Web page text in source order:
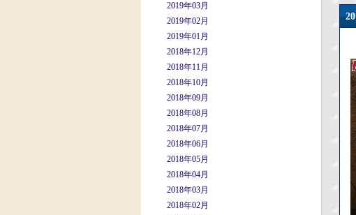
2019年03月
2019年02月
2019年01月
2018年12月
2018年11月
2018年10月
2018年09月
2018年08月
2018年07月
2018年06月
2018年05月
2018年04月
2018年03月
2018年02月